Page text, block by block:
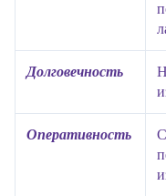
Долговечность
Оперативность